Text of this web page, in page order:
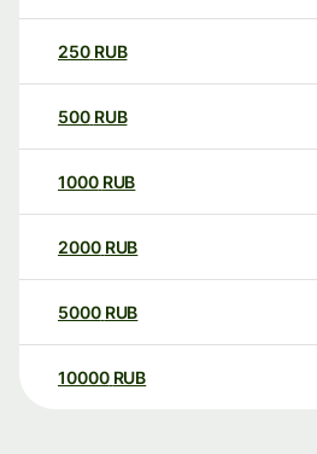
250 RUB
500 RUB
1000 RUB
2000 RUB
5000 RUB
10000 RUB